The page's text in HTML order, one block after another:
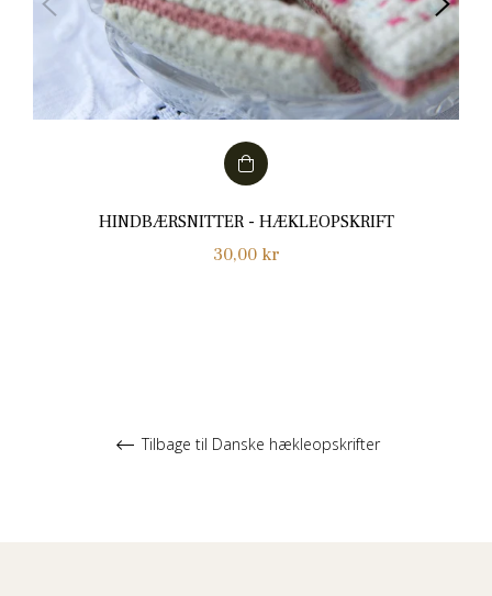
HINDBÆRSNITTER - HÆKLEOPSKRIFT
Normalpris
30,00 kr
Tilbage til Danske hækleopskrifter